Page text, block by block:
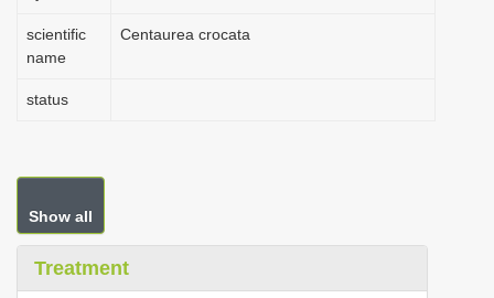
scientific
name
Centaurea crocata
status
Show all
Treatment